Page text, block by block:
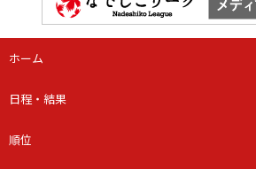
ホーム
日程・結果
順位